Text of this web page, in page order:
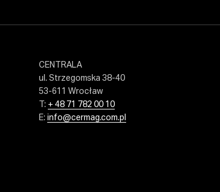
CENTRALA
ul. Strzegomska 38-40
53-611 Wrocław
T: + 48 71 782 00 10
E:info@cermag.com.pl